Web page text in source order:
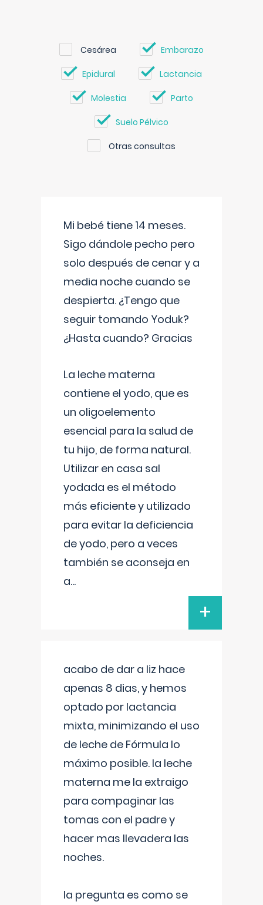
Cesárea Embarazo
Epidural Lactancia
Molestia Parto
Suelo Pélvico
Otras consultas
Mi bebé tiene 14 meses.
Sigo dándole pecho pero
solo después de cenar y a
media noche cuando se
despierta. ¿Tengo que
seguir tomando Yoduk?
¿Hasta cuando? Gracias
La leche materna
contiene el yodo, que es
un oligoelemento
esencial para la salud de
tu hijo, de forma natural.
Utilizar en casa sal
yodada es el método
más eficiente y utilizado
para evitar la deficiencia
de yodo, pero a veces
también se aconseja en
a...
+
acabo de dar a liz hace
apenas 8 dias, y hemos
optado por lactancia
mixta, minimizando el uso
de leche de Fórmula lo
máximo posible. la leche
materna me la extraigo
para compaginar las
tomas con el padre y
hacer mas llevadera las
noches.
la pregunta es como se